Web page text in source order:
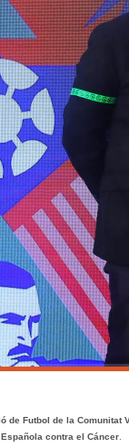
de Futbol de la Comunitat
contra el Cáncer.